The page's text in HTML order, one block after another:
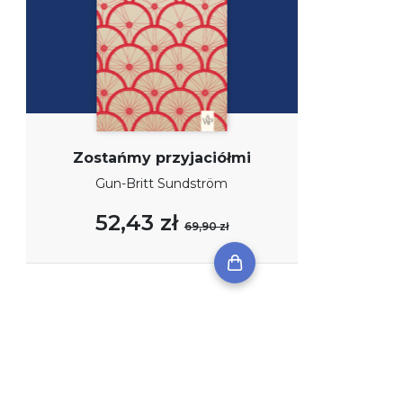
Zostańmy przyjaciółmi
Gun-Britt Sundström
52,43 zł69,90 zł